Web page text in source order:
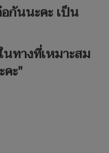
กันนะคะ เป็น
นทางที่เหมาะสม
ะ"